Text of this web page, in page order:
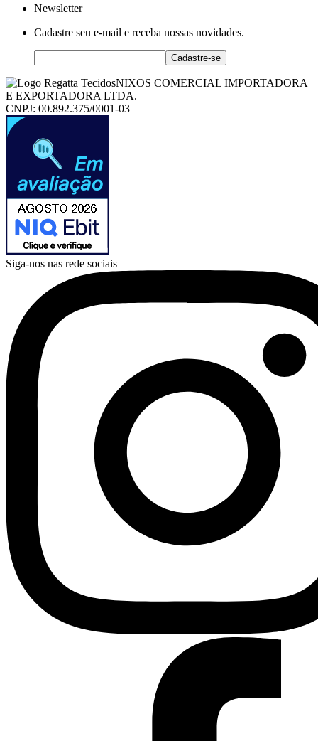
Newsletter
Cadastre seu e-mail e receba nossas novidades.
Cadastre-se
NIXOS COMERCIAL IMPORTADORA
E EXPORTADORA LTDA.
CNPJ: 00.892.375/0001-03
Siga-nos nas rede sociais